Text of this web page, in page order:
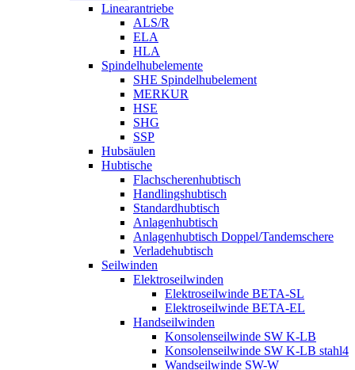
Linearantriebe
ALS/R
ELA
HLA
Spindelhubelemente
SHE Spindelhubelement
MERKUR
HSE
SHG
SSP
Hubsäulen
Hubtische
Flachscherenhubtisch
Handlingshubtisch
Standardhubtisch
Anlagenhubtisch
Anlagenhubtisch Doppel/Tandemschere
Verladehubtisch
Seilwinden
Elektroseilwinden
Elektroseilwinde BETA-SL
Elektroseilwinde BETA-EL
Handseilwinden
Konsolenseilwinde SW K-LB
Konsolenseilwinde SW K-LB stahl4
Wandseilwinde SW-W